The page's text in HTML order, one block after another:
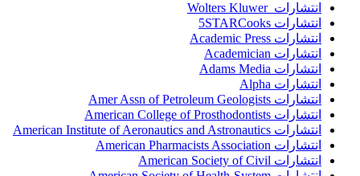
انتشارات Wolters Kluwer
انتشارات 5STARCooks
انتشارات Academic Press
انتشارات Academician
انتشارات Adams Media
انتشارات Alpha
انتشارات Amer Assn of Petroleum Geologists
انتشارات American College of Prosthodontists
انتشارات American Institute of Aeronautics and Astronautics
انتشارات American Pharmacists Association
انتشارات American Society of Civil